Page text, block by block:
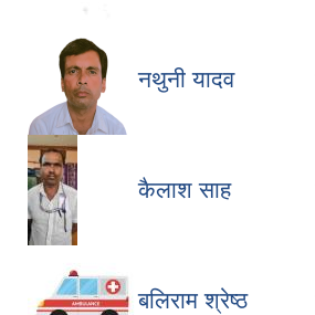
नथुनी यादव
कैलाश साह
बलिराम श्रेष्ठ